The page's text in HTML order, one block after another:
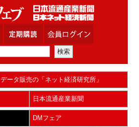
データ販売の「ネット経済研究所」
日本流通産業新聞
DMフェア